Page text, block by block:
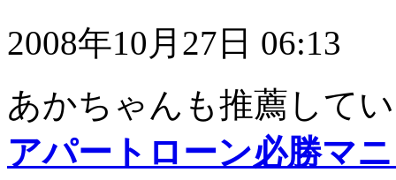
2008年10月27日 06:13
あかちゃんも推薦して
アパートローン必勝マ